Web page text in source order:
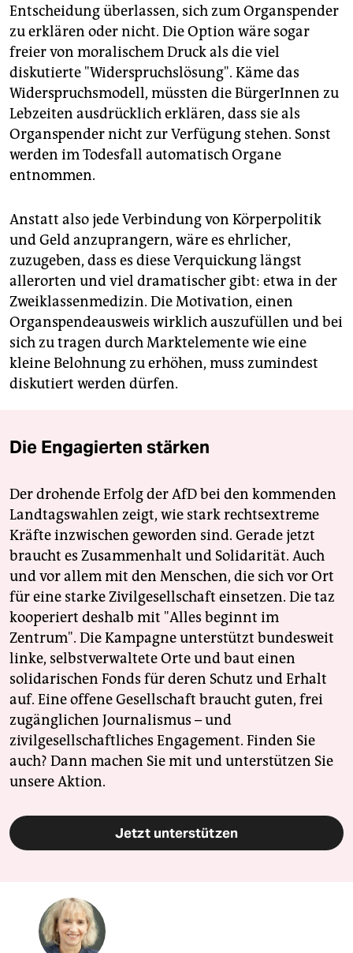
Entscheidung überlassen, sich zum Organspender
zu erklären oder nicht. Die Option wäre sogar
freier von moralischem Druck als die viel
diskutierte "Widerspruchslösung". Käme das
Widerspruchsmodell, müssten die BürgerInnen zu
Lebzeiten ausdrücklich erklären, dass sie als
Organspender nicht zur Verfügung stehen. Sonst
werden im Todesfall automatisch Organe
entnommen.
Anstatt also jede Verbindung von Körperpolitik
und Geld anzuprangern, wäre es ehrlicher,
zuzugeben, dass es diese Verquickung längst
allerorten und viel dramatischer gibt: etwa in der
Zweiklassenmedizin. Die Motivation, einen
Organspendeausweis wirklich auszufüllen und bei
sich zu tragen durch Marktelemente wie eine
kleine Belohnung zu erhöhen, muss zumindest
diskutiert werden dürfen.
Die Engagierten stärken
Der drohende Erfolg der AfD bei den kommenden
Landtagswahlen zeigt, wie stark rechtsextreme
Kräfte inzwischen geworden sind. Gerade jetzt
braucht es Zusammenhalt und Solidarität. Auch
und vor allem mit den Menschen, die sich vor Ort
für eine starke Zivilgesellschaft einsetzen. Die taz
kooperiert deshalb mit "Alles beginnt im
Zentrum". Die Kampagne unterstützt bundesweit
linke, selbstverwaltete Orte und baut einen
solidarischen Fonds für deren Schutz und Erhalt
auf. Eine offene Gesellschaft braucht guten, frei
zugänglichen Journalismus – und
zivilgesellschaftliches Engagement. Finden Sie
auch? Dann machen Sie mit und unterstützen Sie
unsere Aktion.
Jetzt unterstützen